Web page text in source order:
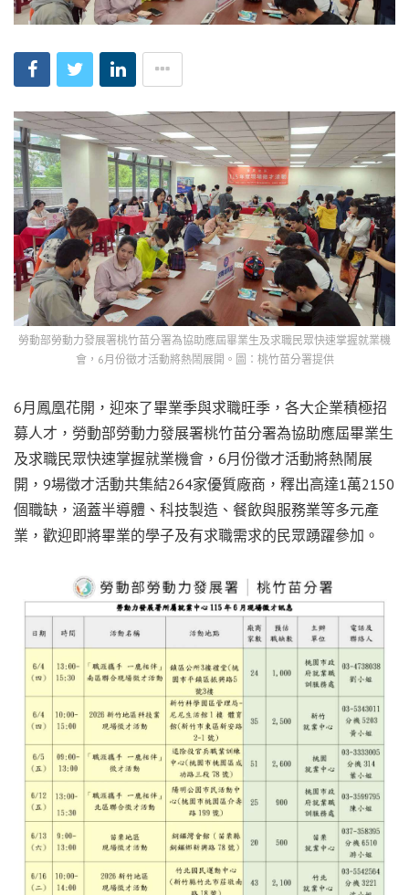
勞動部勞動力發展署桃竹苗分署為協助應屆畢業生及求職民眾快速掌握就業機
會，6月份徵才活動將熱鬧展開。圖：桃竹苗分署提供
6月鳳凰花開，迎來了畢業季與求職旺季，各大企業積極招
募人才，勞動部勞動力發展署桃竹苗分署為協助應屆畢業生
及求職民眾快速掌握就業機會，6月份徵才活動將熱鬧展
開，9場徵才活動共集結264家優質廠商，釋出高達1萬2150
個職缺，涵蓋半導體、科技製造、餐飲與服務業等多元產
業，歡迎即將畢業的學子及有求職需求的民眾踴躍參加。